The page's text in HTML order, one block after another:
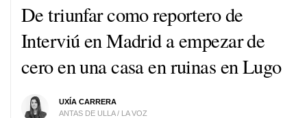
De triunfar como reportero de
Interviú en Madrid a empezar de
cero en una casa en ruinas en Lugo
UXÍA CARRERA
ANTAS DE ULLA / LA VOZ